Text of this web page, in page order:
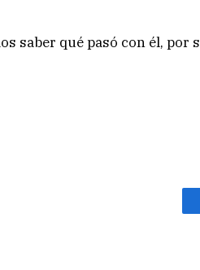
saber qué pasó con él,